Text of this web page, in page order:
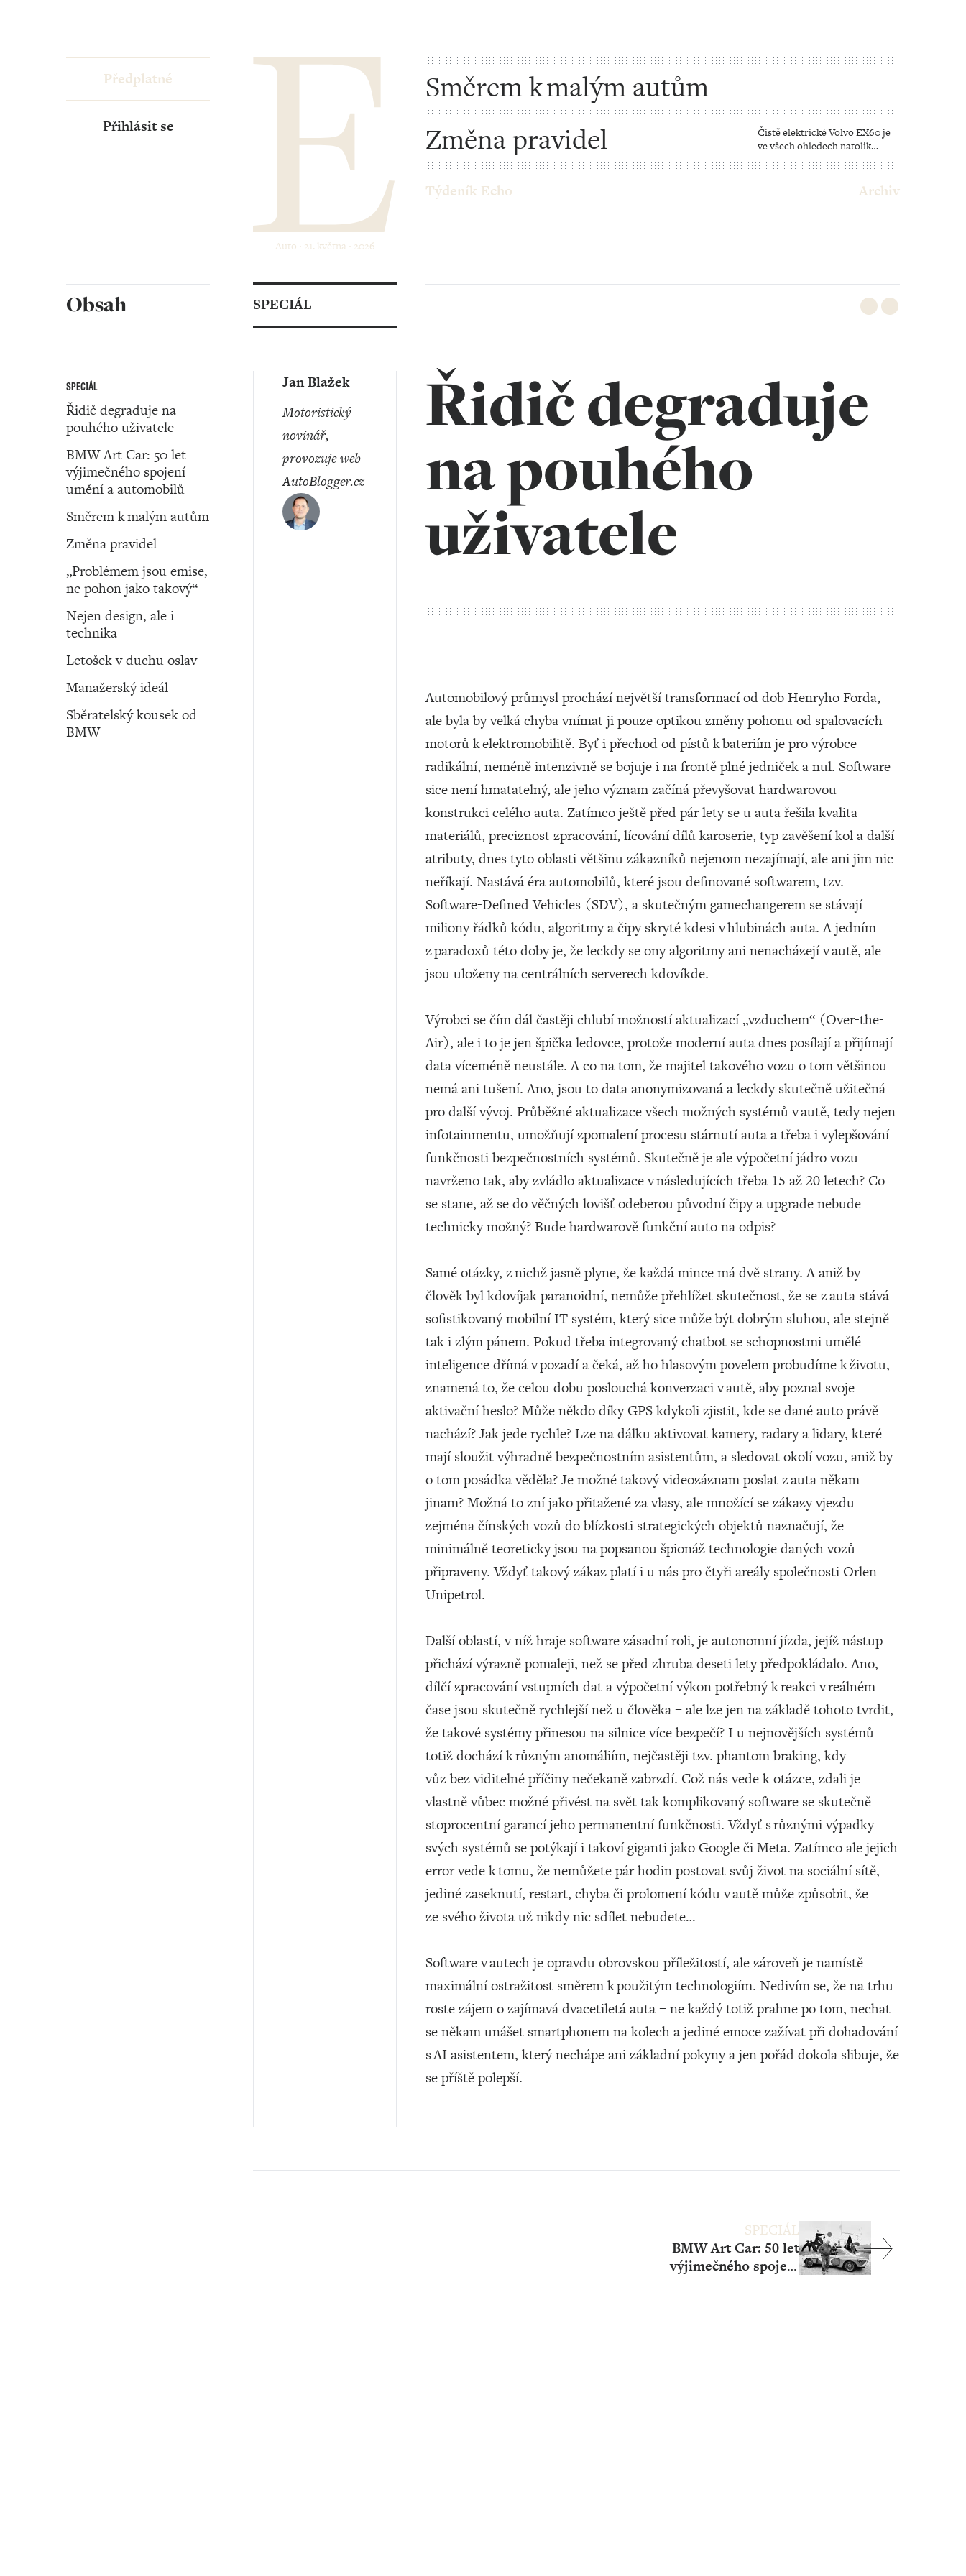
Auto ‧ 21. května ‧ 2026
Směrem k malým autům
Změna pravidel
Čistě elektrické Volvo EX60 je
ve všech ohledech natolik
revoluční, že má potenciál
zásadně změnit pravidla hry
Týdeník Echo Archiv
Předplatné
Přihlásit se
Obsah
SPECIÁL
Řidič degraduje na
pouhého uživatele
BMW Art Car: 50 let
výjimečného spojení
umění a automobilů
Směrem k malým autům
Změna pravidel
„Problémem jsou emise,
ne pohon jako takový“
Nejen design, ale i
technika
Letošek v duchu oslav
Manažerský ideál
Sběratelský kousek od
BMW
SPECIÁL
Řidič degraduje
na pouhého
uživatele
Jan Blažek
motoristický
novinář,
provozuje web
AutoBlogger.cz
Automobilový průmysl prochází největší transformací od dob Henryho Forda,
ale byla by velká chyba vnímat ji pouze optikou změny pohonu od spalovacích
motorů k elektromobilitě. Byť i přechod od pístů k bateriím je pro výrobce
radikální, neméně intenzivně se bojuje i na frontě plné jedniček a nul. Software
sice není hmatatelný, ale jeho význam začíná převyšovat hardwarovou
konstrukci celého auta. Zatímco ještě před pár lety se u auta řešila kvalita
materiálů, preciznost zpracování, lícování dílů karoserie, typ zavěšení kol a další
atributy, dnes tyto oblasti většinu zákazníků nejenom nezajímají, ale ani jim nic
neříkají. Nastává éra automobilů, které jsou definované softwarem, tzv.
Software-Defined Vehicles (SDV), a skutečným gamechangerem se stávají
miliony řádků kódu, algoritmy a čipy skryté kdesi v hlubinách auta. A jedním
z paradoxů této doby je, že leckdy se ony algoritmy ani nenacházejí v autě, ale
jsou uloženy na centrálních serverech kdovíkde.
Výrobci se čím dál častěji chlubí možností aktualizací „vzduchem“ (Over-the-
Air), ale i to je jen špička ledovce, protože moderní auta dnes posílají a přijímají
data víceméně neustále. A co na tom, že majitel takového vozu o tom většinou
nemá ani tušení. Ano, jsou to data anonymizovaná a leckdy skutečně užitečná
pro další vývoj. Průběžné aktualizace všech možných systémů v autě, tedy nejen
infotainmentu, umožňují zpomalení procesu stárnutí auta a třeba i vylepšování
funkčnosti bezpečnostních systémů. Skutečně je ale výpočetní jádro vozu
navrženo tak, aby zvládlo aktualizace v následujících třeba 15 až 20 letech? Co
se stane, až se do věčných lovišť odeberou původní čipy a upgrade nebude
technicky možný? Bude hardwarově funkční auto na odpis?
Samé otázky, z nichž jasně plyne, že každá mince má dvě strany. A aniž by
člověk byl kdovíjak paranoidní, nemůže přehlížet skutečnost, že se z auta stává
sofistikovaný mobilní IT systém, který sice může být dobrým sluhou, ale stejně
tak i zlým pánem. Pokud třeba integrovaný chatbot se schopnostmi umělé
inteligence dřímá v pozadí a čeká, až ho hlasovým povelem probudíme k životu,
znamená to, že celou dobu poslouchá konverzaci v autě, aby poznal svoje
aktivační heslo? Může někdo díky GPS kdykoli zjistit, kde se dané auto právě
nachází? Jak jede rychle? Lze na dálku aktivovat kamery, radary a lidary, které
mají sloužit výhradně bezpečnostním asistentům, a sledovat okolí vozu, aniž by
o tom posádka věděla? Je možné takový videozáznam poslat z auta někam
jinam? Možná to zní jako přitažené za vlasy, ale množící se zákazy vjezdu
zejména čínských vozů do blízkosti strategických objektů naznačují, že
minimálně teoreticky jsou na popsanou špionáž technologie daných vozů
připraveny. Vždyť takový zákaz platí i u nás pro čtyři areály společnosti Orlen
Unipetrol.
Další oblastí, v níž hraje software zásadní roli, je autonomní jízda, jejíž nástup
přichází výrazně pomaleji, než se před zhruba deseti lety předpokládalo. Ano,
dílčí zpracování vstupních dat a výpočetní výkon potřebný k reakci v reálném
čase jsou skutečně rychlejší než u člověka – ale lze jen na základě tohoto tvrdit,
že takové systémy přinesou na silnice více bezpečí? I u nejnovějších systémů
totiž dochází k různým anomáliím, nejčastěji tzv. phantom braking, kdy
vůz bez viditelné příčiny nečekaně zabrzdí. Což nás vede k otázce, zdali je
vlastně vůbec možné přivést na svět tak komplikovaný software se skutečně
stoprocentní garancí jeho permanentní funkčnosti. Vždyť s různými výpadky
svých systémů se potýkají i takoví giganti jako Google či Meta. Zatímco ale jejich
error vede k tomu, že nemůžete pár hodin postovat svůj život na sociální sítě,
jediné zaseknutí, restart, chyba či prolomení kódu v autě může způsobit, že
ze svého života už nikdy nic sdílet nebudete…
Software v autech je opravdu obrovskou příležitostí, ale zároveň je namístě
maximální ostražitost směrem k použitým technologiím. Nedivím se, že na trhu
roste zájem o zajímavá dvacetiletá auta – ne každý totiž prahne po tom, nechat
se někam unášet smartphonem na kolech a jediné emoce zažívat při dohadování
s AI asistentem, který nechápe ani základní pokyny a jen pořád dokola slibuje, že
se příště polepší.
SPECIÁL
BMW Art Car: 50 let
výjimečného spojení